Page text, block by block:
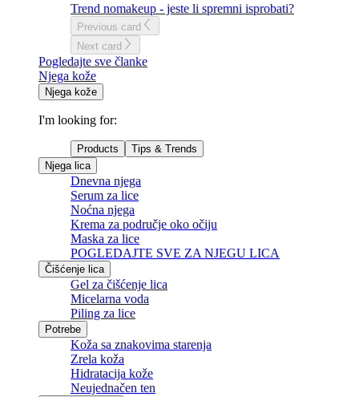
Trend nomakeup - jeste li spremni isprobati?
Previous card
Next card
Pogledajte sve članke
Njega kože
Njega kože
I'm looking for:
Products
Tips & Trends
Njega lica
Dnevna njega
Serum za lice
Noćna njega
Krema za područje oko očiju
Maska za lice
POGLEDAJTE SVE ZA NJEGU LICA
Čišćenje lica
Gel za čišćenje lica
Micelarna voda
Piling za lice
Potrebe
Koža sa znakovima starenja
Zrela koža
Hidratacija kože
Neujednačen ten